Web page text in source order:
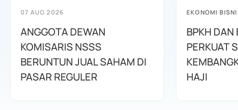
07 AUG 2026
ANGGOTA DEWAN
KOMISARIS NSSS
BERUNTUN JUAL SAHAM DI
PASAR REGULER
EKONOMI
BPKH
PERKUAT
HAJI